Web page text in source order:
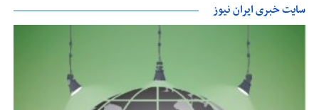
سایت خبری ایران نیوز